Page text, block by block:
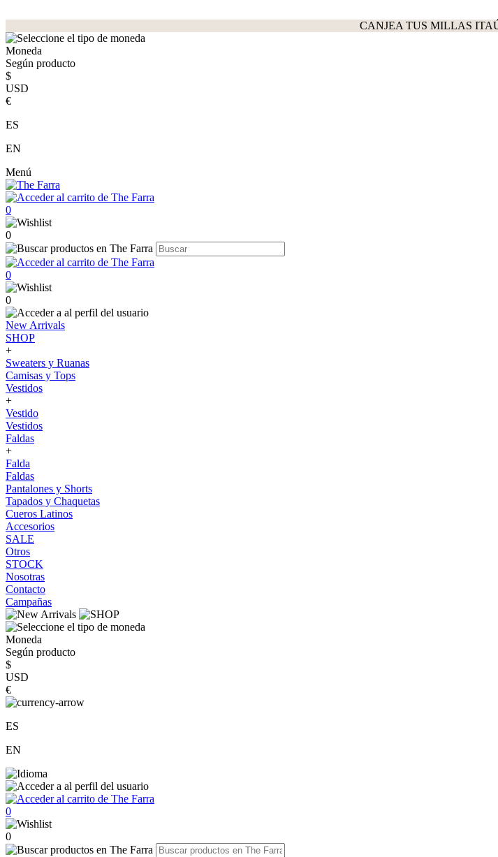
CANJEA TUS MILLAS
Moneda
Según producto
$
USD
€
ES
EN
Menú
0
0
0
0
New Arrivals
SHOP
+
Sweaters y Ruanas
Camisas y Tops
Vestidos
+
Vestido
Vestidos
Faldas
+
Falda
Faldas
Pantalones y Shorts
Tapados y Chaquetas
Cueros Latinos
Accesorios
SALE
Otros
STOCK
Nosotras
Contacto
Campañas
Moneda
Según producto
$
USD
€
ES
EN
0
0